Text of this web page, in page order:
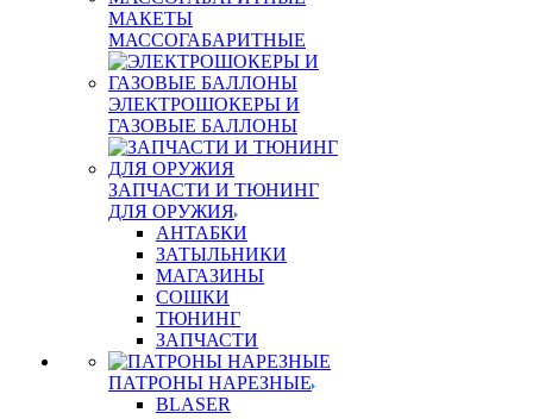
МАКЕТЫ
МАССОГАБАРИТНЫЕ
ЭЛЕКТРОШОКЕРЫ И
ГАЗОВЫЕ БАЛЛОНЫ
ЗАПЧАСТИ И ТЮНИНГ
ДЛЯ ОРУЖИЯ
АНТАБКИ
ЗАТЫЛЬНИКИ
МАГАЗИНЫ
СОШКИ
ТЮНИНГ
ЗАПЧАСТИ
ПАТРОНЫ НАРЕЗНЫЕ
BLASER